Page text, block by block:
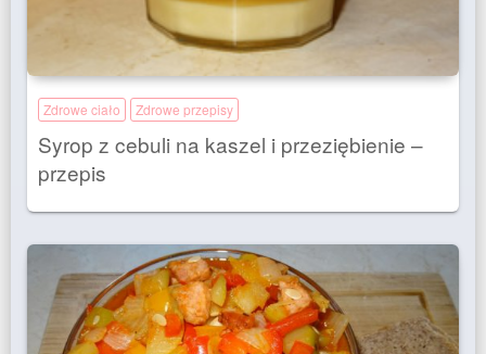
Zdrowe ciało Zdrowe przepisy
Syrop z cebuli na kaszel i przeziębienie –
przepis